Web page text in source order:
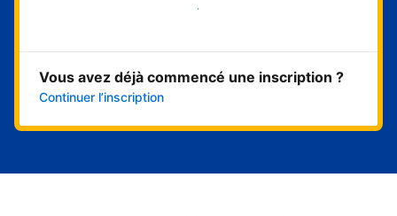
Démarrer maintenant
Vous avez déjà commencé une inscription ?
Continuer l’inscription